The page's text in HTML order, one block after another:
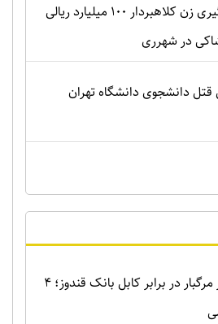
دستگیری زن کلاهبردار ۱۰۰ میلیارد ریالی
قتل دانشجوی دانشگاه تهران
انفجار مرگبار در برابر کابل بانک قندوز؛ ۴